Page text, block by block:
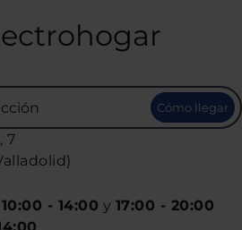
Cómo llegar
7
10:00 - 14:00 y 17:00 - 20:00